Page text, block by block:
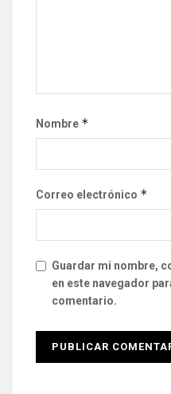
Nombre *
Correo electrónico *
Guardar mi nombre,
en este navegador
comentario.